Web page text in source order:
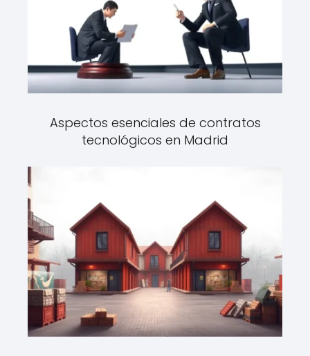
Aspectos esenciales de contratos
tecnológicos en Madrid